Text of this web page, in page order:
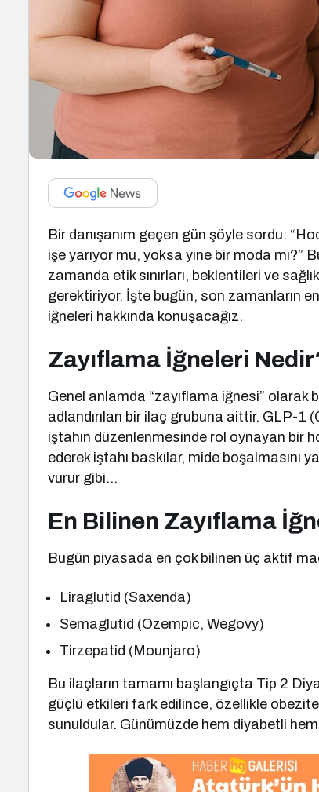
Bir danışanım geçen gün şöyle sordu:
işe yarıyor mu, yoksa yine bir moda mı?”
zamanda etik sınırları, beklentileri ve
gerektiriyor. İşte bugün, son zamanların
iğneleri hakkında konuşacağız.
Zayıflama İğneleri
Genel anlamda “zayıflama iğnesi”
adlandırılan bir ilaç grubuna aittir. GLP-1
iştahın düzenlenmesinde rol oynayan bir
ederek iştahı baskılar, mide boşalmasını
vurur gibi…
En Bilinen Zayıflama
Bugün piyasada en çok bilinen üç aktif
Liraglutid (Saxenda)
Semaglutid (Ozempic, Wegovy)
Tirzepatid (Mounjaro)
Bu ilaçların tamamı başlangıçta Tip 2
güçlü etkileri fark edilince, özellikle
sunuldular. Günümüzde hem diyabetli